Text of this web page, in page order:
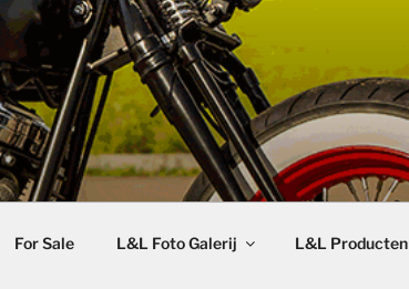
For Sale L&L Foto Galerij L&L Producten